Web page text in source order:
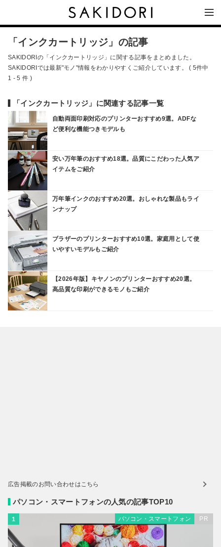
「インクカートリッジ」の記事
SAKIDORIの「インクカートリッジ」に関する記事をまとめました。
SAKIDORIでは最新"モノ"情報をわかりやすくご紹介しています。 ( 5件中
1 - 5 件 )
「インクカートリッジ」に関連する記事一覧
自動両面印刷対応のプリンターおすすめ9選。ADFな
ど便利な機能つきモデルも
安い万年筆のおすすめ18選。品質にこだわった人気ア
イテムをご紹介
万年筆インクのおすすめ20選。おしゃれな製品もライ
ンナップ
ブラザーのプリンターおすすめ10選。家庭用として使
いやすいモデルもご紹介
【2026年版】キヤノンのプリンターおすすめ20選。
高品質な印刷ができるモノもご紹介
広告掲載のお問い合わせはこちら
パソコン・スマートフォンの人気の記事TOP10
1 パソコン・スマートフォン PR